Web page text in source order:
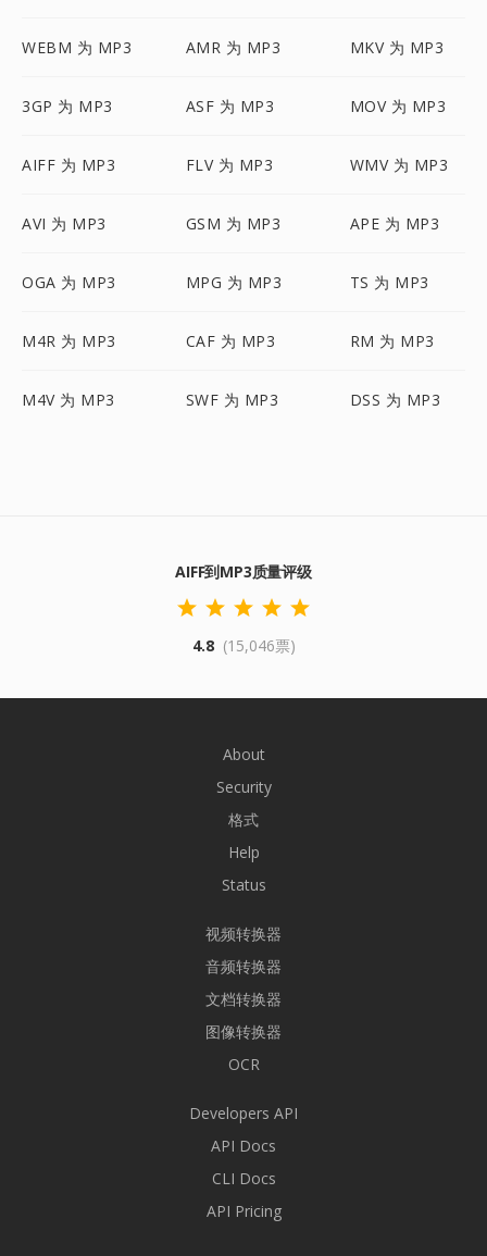
WEBM 为 MP3 AMR 为 MP3 MKV 为 MP3
3GP 为 MP3 ASF 为 MP3 MOV 为 MP3
AIFF 为 MP3 FLV 为 MP3 WMV 为 MP3
AVI 为 MP3 GSM 为 MP3 APE 为 MP3
OGA 为 MP3 MPG 为 MP3 TS 为 MP3
M4R 为 MP3 CAF 为 MP3 RM 为 MP3
M4V 为 MP3 SWF 为 MP3 DSS 为 MP3
AIFF到MP3质量评级
4.8 (15,046票)
About
Security
格式
Help
Status
视频转换器
音频转换器
文档转换器
图像转换器
OCR
Developers API
API Docs
CLI Docs
API Pricing